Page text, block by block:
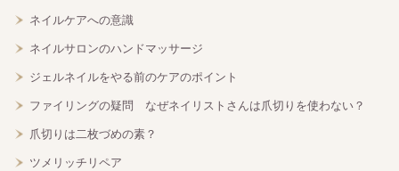
ネイルケアへの意識
ネイルサロンのハンドマッサージ
ジェルネイルをやる前のケアのポイント
ファイリングの疑問 なぜネイリストさんは爪切りを使わない？
爪切りは二枚づめの素？
ツメリッチリペア